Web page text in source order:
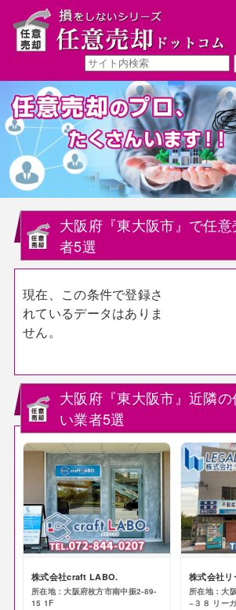
大阪府『東大阪市』で任
者5選
現在、この条件で登録さ
れているデータはありま
せん。
大阪府『東大阪市』近隣
い業者5選
株式会社craft LABO.
所在地：大阪府枚方市南中振2-89-
15 1F
株式会社リ
所在地：大
−３８ リー